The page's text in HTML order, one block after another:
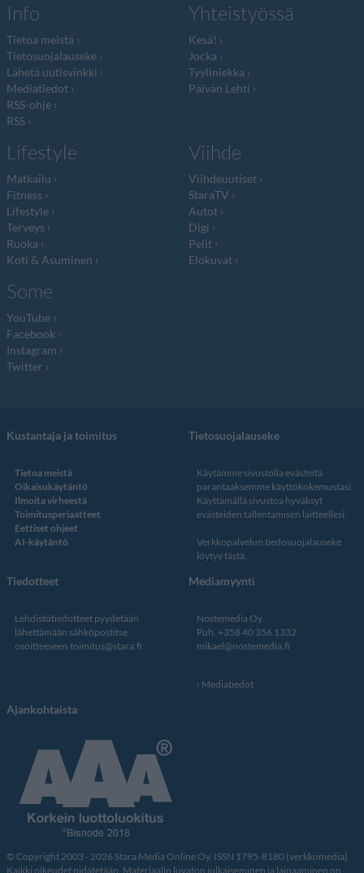
Info
Tietoa meistä
Tietosuojalauseke
Lähetä uutisvinkki
Mediatiedot
RSS-ohje
RSS
Yhteistyössä
Kesä!
Jocka
Tyyliniekka
Päivän Lehti
Lifestyle
Matkailu
Fitness
Lifestyle
Terveys
Ruoka
Koti & Asuminen
Viihde
Viihdeuutiset
StaraTV
Autot
Digi
Pelit
Elokuvat
Some
YouTube
Facebook
Instagram
Twitter
Kustantaja ja toimitus
Tietoa meistä
Oikaisukäytäntö
Ilmoita virheestä
Toimitusperiaatteet
Eettiset ohjeet
AI-käytäntö
Tietosuojalauseke
Käytämme sivustolla evästeitä
parantaaksemme käyttökokemustasi.
Käyttämällä sivustoa hyväksyt
evästeiden tallentamisen laitteellesi.
Verkkopalvelun tiedosuojalauseke
löytyy tästä.
Tiedotteet
Lehdistötiedotteet pyydetään
lähettämään sähköpostitse
osoitteeseen toimitus@stara.fi
Mediamyynti
Nostemedia Oy
Puh. +358 40 356 1332
mikael@nostemedia.fi
Mediatiedot
Ajankohtaista
© Copyright 2003 - 2026 Stara Media Online Oy. ISSN 1795-8180 (verkkomedia).
Kaikki oikeudet pidätetään. Materiaalin luvaton julkaiseminen ja lainaaminen on